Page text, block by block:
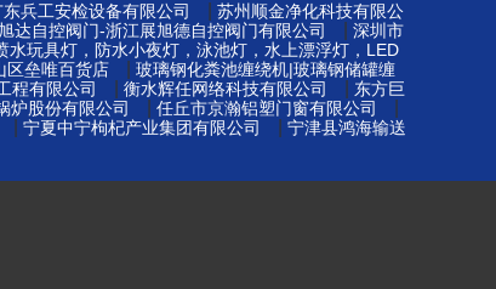
兵工安检设备有限公司
苏州顺金净化科技有限公
达自控阀门-浙江展旭德自控阀门有限公司
深圳市
水玩具灯，防水小夜灯，泳池灯，水上漂浮灯，LED
区垒唯百货店
玻璃钢化粪池缠绕机|玻璃钢储罐缠
程有限公司 衡水辉任网络科技有限公司
东方巨
炉股份有限公司 任丘市京瀚铝塑门窗有限公司
宁夏中宁枸杞产业集团有限公司
宁津县鸿海输送